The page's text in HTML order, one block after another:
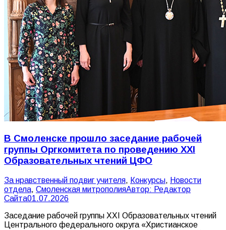
В Смоленске прошло заседание рабочей
группы Оргкомитета по проведению XXI
Образовательных чтений ЦФО
За нравственный подвиг учителя, Конкурсы, Новости
отдела, Смоленская митрополияАвтор: Редактор
Сайта01.07.2026
Заседание рабочей группы XXI Образовательных чтений
Центрального федерального округа «Христианское